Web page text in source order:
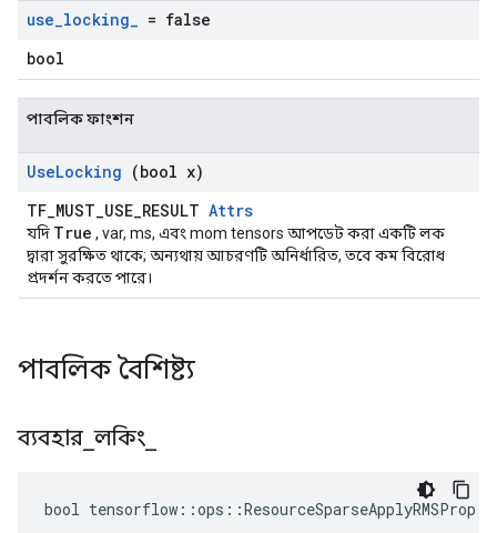
use_locking_ = false
bool
পাবলিক ফাংশন
UseLocking (bool x)
TF_MUST_USE_RESULT Attrs
যদি True , var, ms, এবং mom tensors আপডেট করা একটি লক
দ্বারা সুরক্ষিত থাকে; অন্যথায় আচরণটি অনির্ধারিত, তবে কম বিরোধ
প্রদর্শন করতে পারে।
পাবলিক বৈশিষ্ট্য
ব্যবহার _লকিং
bool